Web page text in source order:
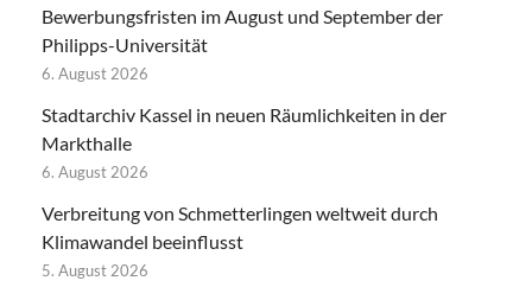
Bewerbungsfristen im August und September der
Philipps-Universität
6. August 2026
Stadtarchiv Kassel in neuen Räumlichkeiten in der
Markthalle
6. August 2026
Verbreitung von Schmetterlingen weltweit durch
Klimawandel beeinflusst
5. August 2026